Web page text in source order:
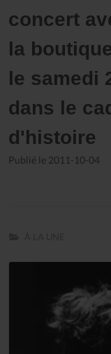
concert
la
le samedi
dans le
d'histoire
Publié le 2011-10-04